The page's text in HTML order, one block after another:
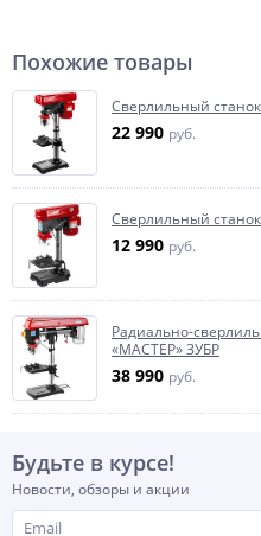
Похожие товары
Сверлильный
22 990 руб.
Сверлильный
12 990 руб.
Радиально-
«МАСТЕР» ЗУБР
38 990 руб.
Будьте в курсе!
Новости, обзоры и акции